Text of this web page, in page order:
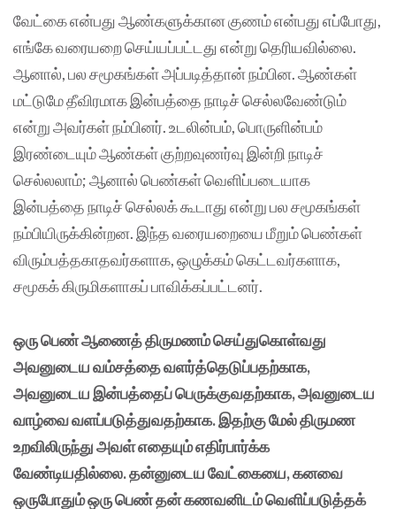
வேட்கை என்பது ஆண்களுக்கான குணம் என்பது எப்போது,
எங்கே வரையறை செய்யப்பட்டது என்று தெரியவில்லை.
ஆனால், பல சமூகங்கள் அப்படித்தான் நம்பின. ஆண்கள்
மட்டுமே தீவிரமாக இன்பத்தை நாடிச் செல்லவேண்டும்
என்று அவர்கள் நம்பினர். உடலின்பம், பொருளின்பம்
இரண்டையும் ஆண்கள் குற்றவுணர்வு இன்றி நாடிச்
செல்லலாம்; ஆனால் பெண்கள் வெளிப்படையாக
இன்பத்தை நாடிச் செல்லக் கூடாது என்று பல சமூகங்கள்
நம்பியிருக்கின்றன. இந்த வரையறையை மீறும் பெண்கள்
விரும்பத்தகாதவர்களாக, ஒழுக்கம் கெட்டவர்களாக,
சமூகக் கிருமிகளாகப் பாவிக்கப்பட்டனர்.
ஒரு பெண் ஆணைத் திருமணம் செய்துகொள்வது
அவனுடைய வம்சத்தை வளர்த்தெடுப்பதற்காக,
அவனுடைய இன்பத்தைப் பெருக்குவதற்காக, அவனுடைய
வாழ்வை வளப்படுத்துவதற்காக. இதற்கு மேல் திருமண
உறவிலிருந்து அவள் எதையும் எதிர்பார்க்க
வேண்டியதில்லை. தன்னுடைய வேட்கையை, கனவை
ஒருபோதும் ஒரு பெண் தன் கணவனிடம் வெளிப்படுத்தக்